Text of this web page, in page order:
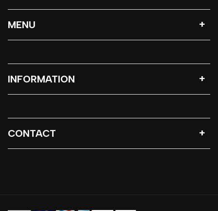
MENU
INFORMATION
CONTACT